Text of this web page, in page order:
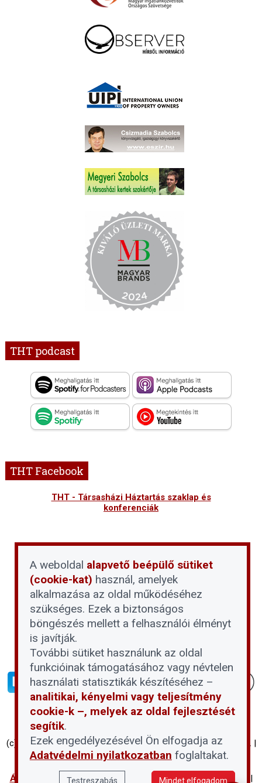
THT podcast
THT Facebook
THT - Társasházi Háztartás szaklap és
konferenciák
(c) Társasházi Háztartás 2026 | Proptech Digital Investment Zrt. |
Minden jog fenntartva
Általános Szerződési Feltételek
Adatvédelmi nyilatkozat |
A weboldal alapvető beépülő sütiket
(cookie-kat) használ, amelyek
alkalmazása az oldal működéséhez
szükséges. Ezek a biztonságos
böngészés mellett a felhasználói élményt
is javítják.
További sütiket használunk az oldal
funkcióinak támogatásához vagy névtelen
használati statisztikák készítéséhez –
analitikai, kényelmi vagy teljesítmény
cookie-k –, melyek az oldal fejlesztését
segítik.
Ezek engedélyezésével Ön elfogadja az
Adatvédelmi nyilatkozatban foglaltakat.
Testreszabás Mindet elfogadom